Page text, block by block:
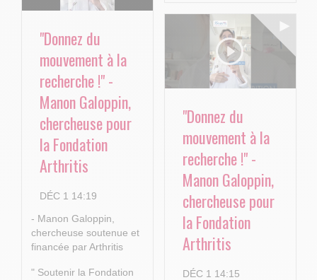
"Donnez du
mouvement à la
recherche !" -
Manon Galoppin,
chercheuse pour
la Fondation
Arthritis
DÉC 1 14:19
- Manon Galoppin,
chercheuse soutenue et
financée par Arthritis
" Soutenir la Fondation
"Donnez du
mouvement à la
recherche !" -
Manon Galoppin,
chercheuse pour
la Fondation
Arthritis
DÉC 1 14:15